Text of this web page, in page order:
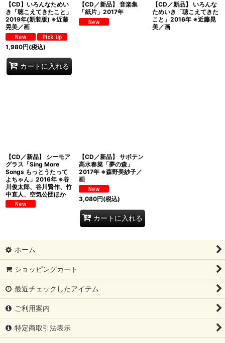
【CD】いろんなためい
き「聴こえてきたこと」
2019年(新装版) ※近藤
晃美／画
1,980円(税込)
カートに入れる
【CD／新品】 音楽集
「紙片」2017年
【CD／新品】 いろんな
ためいき「聴こえてきた
こと」2016年 ※近藤晃
美／画
【CD／新品】 シーモア
グラス「Sing More
Songs もっとうたって
よちゃん」2016年 ※谷
川俊太郎、谷川賢作、竹
中直人、空気公団ほか
【CD／新品】 サボテン
高水春菜「夢の森」
2017年 ※森野美紗子／
画
3,080円(税込)
カートに入れる
ホーム
ショッピングカート
最近チェックしたアイテム
ご利用案内
特定商取引法表示